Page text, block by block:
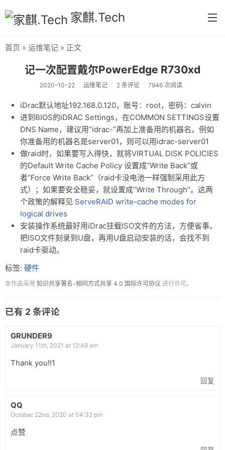
家麒.Tech
运营实录
系统实操
运维笔记
流程与业务分析
读书笔记（实践导向）
随笔
荣誉
首页 » 运维笔记 » 正文
记一次配置戴尔PowerEdge R730xd
2020-10-22 运维笔记 2 条评论 7946 次阅读
iDrac默认地址192.168.0.120，账号：root，密码：calvin
进到BIOS的iDRAC Settings，在COMMON SETTINGS设置
DNS Name，建议用“idrac-”再加上准备用的机器名。例如
你准备用的机器名是server01，则可以用idrac-server01
做raid时，如果要写入得快，就将VIRTUAL DISK POLICIES
的Default Write Cache Policy 设置成“Write Back”或
者“Force Write Back”（raid卡没电池一样强制采用此方
式）；如果要安全稳妥，就设置成“Write Through”。这两
个政策的解释见 ServeRAID write-cache modes for
logical drives
安装操作系统最好用iDrac挂载ISO文件的方法，方便省事。
把ISO文件刻录到U盘，再用U盘启动安装的话，会找不到
raid卡驱动。
标签: 硬件
本作品采用 知识共享署名-相同方式共享 4.0 国际许可协议 进行许可。
已有 2 条评论
GRUNDER9
January 11th, 2021 at 12:49 am
Thank you!!1
回复
QQ
October 22nd, 2020 at 04:32 pm
点赞